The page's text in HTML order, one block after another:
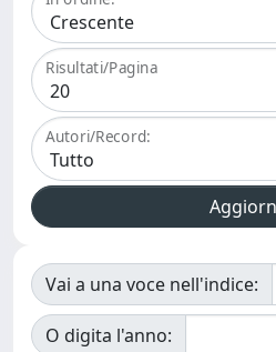
Risultati/Pagina
Autori/Record:
Vai a una voce nell'indice:
O digita l'anno: